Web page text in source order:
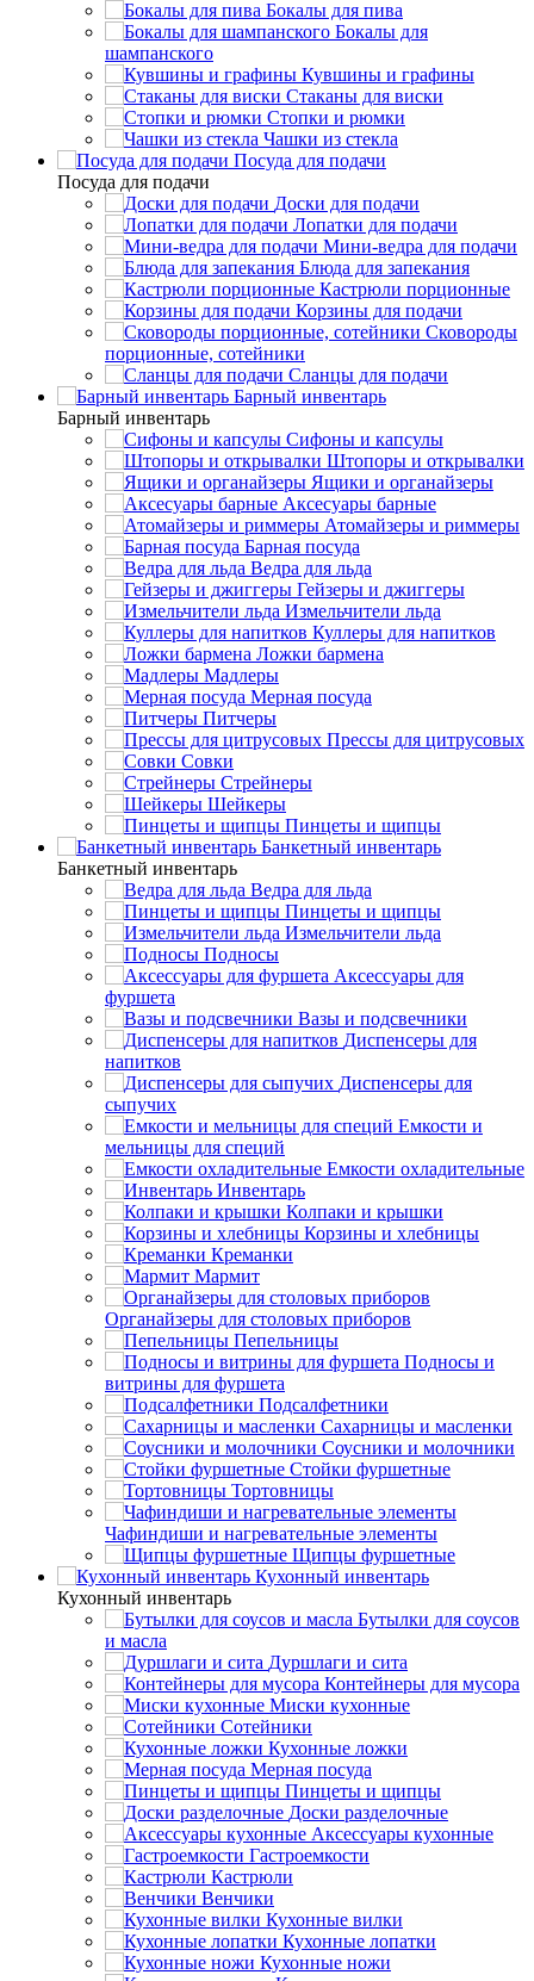
Бокалы для пива
Бокалы для
шампанского
Кувшины и графины
Стаканы для виски
Стопки и рюмки
Чашки из стекла
Посуда для подачи
Посуда для подачи
Доски для подачи
Лопатки для подачи
Мини-ведра для подачи
Блюда для запекания
Кастрюли порционные
Корзины для подачи
Сковороды
порционные, сотейники
Сланцы для подачи
Барный инвентарь
Барный инвентарь
Сифоны и капсулы
Штопоры и открывалки
Ящики и органайзеры
Аксесуары барные
Атомайзеры и риммеры
Барная посуда
Ведра для льда
Гейзеры и джиггеры
Измельчители льда
Куллеры для напитков
Ложки бармена
Мадлеры
Мерная посуда
Питчеры
Прессы для цитрусовых
Совки
Стрейнеры
Шейкеры
Пинцеты и щипцы
Банкетный инвентарь
Банкетный инвентарь
Ведра для льда
Пинцеты и щипцы
Измельчители льда
Подносы
Аксессуары для
фуршета
Вазы и подсвечники
Диспенсеры для
напитков
Диспенсеры для
сыпучих
Емкости и
мельницы для специй
Емкости охладительные
Инвентарь
Колпаки и крышки
Корзины и хлебницы
Креманки
Мармит
Органайзеры для столовых приборов
Пепельницы
Подносы и
витрины для фуршета
Подсалфетники
Сахарницы и масленки
Соусники и молочники
Стойки фуршетные
Тортовницы
Чафиндиши и нагревательные элементы
Щипцы фуршетные
Кухонный инвентарь
Кухонный инвентарь
Бутылки для соусов
и масла
Дуршлаги и сита
Контейнеры для мусора
Миски кухонные
Сотейники
Кухонные ложки
Мерная посуда
Пинцеты и щипцы
Доски разделочные
Аксессуары кухонные
Гастроемкости
Кастрюли
Венчики
Кухонные вилки
Кухонные лопатки
Кухонные ножи